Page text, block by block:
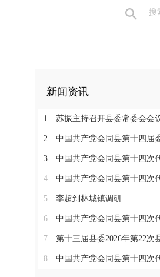
新闻资讯
1 苏振主持召开县委常委会会
2 中国共产党会同县第十四届委员会召开
3 中国共产党会同县第十四次代表
4 中国共产党会同县第十四次
5 李超到林城镇调研
6 中国共产党会同县第十四次代表大会举行严肃换
7 第十三届县委2026年第22次县委常
8 中国共产党会同县第十四次代表大会关于中共会同县第十